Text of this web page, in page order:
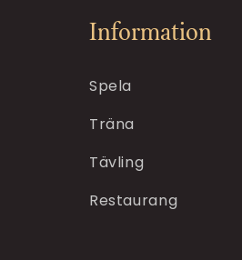
Information
Spela
Träna
Tävling
Restaurang